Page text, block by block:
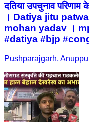
दतिया उपचुनाव
। Datiya jitu
mohan yadav ।
#datiya #bjp
Pushparajgarh,